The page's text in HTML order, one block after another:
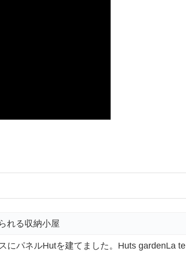
れる収納小屋
にパネルHutを建てました。Huts gardenLa te